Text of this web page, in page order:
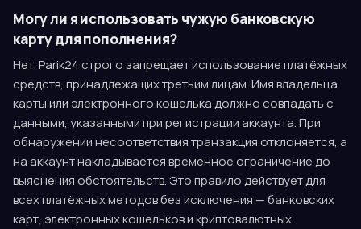
Могу ли я использовать чужую банковскую
карту для пополнения?
Нет. Parik24 строго запрещает использование платёжных
средств, принадлежащих третьим лицам. Имя владельца
карты или электронного кошелька должно совпадать с
данными, указанными при регистрации аккаунта. При
обнаружении несоответствия транзакция отклоняется, а
на аккаунт накладывается временное ограничение до
выяснения обстоятельств. Это правило действует для
всех платёжных методов без исключения — банковских
карт, электронных кошельков и криптовалютных